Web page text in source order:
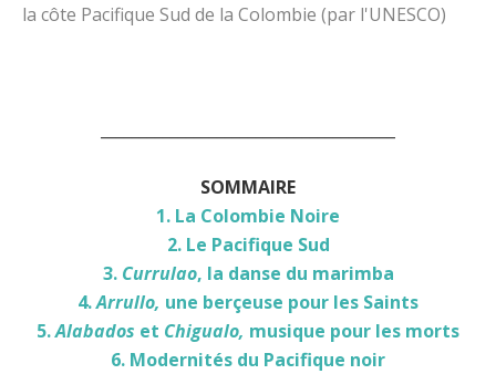
la côte Pacifique Sud de la Colombie (par l'UNESCO)
SOMMAIRE
1. La Colombie Noire
2. Le Pacifique Sud
3. Currulao, la danse du marimba
4.Arrullo, une berçeuse pour les Saints
5.Alabados et Chigualo, musique pour les morts
6. Modernités du Pacifique noir